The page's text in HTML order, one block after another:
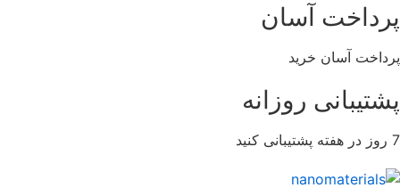
آسان
آسان خرید
روزانه